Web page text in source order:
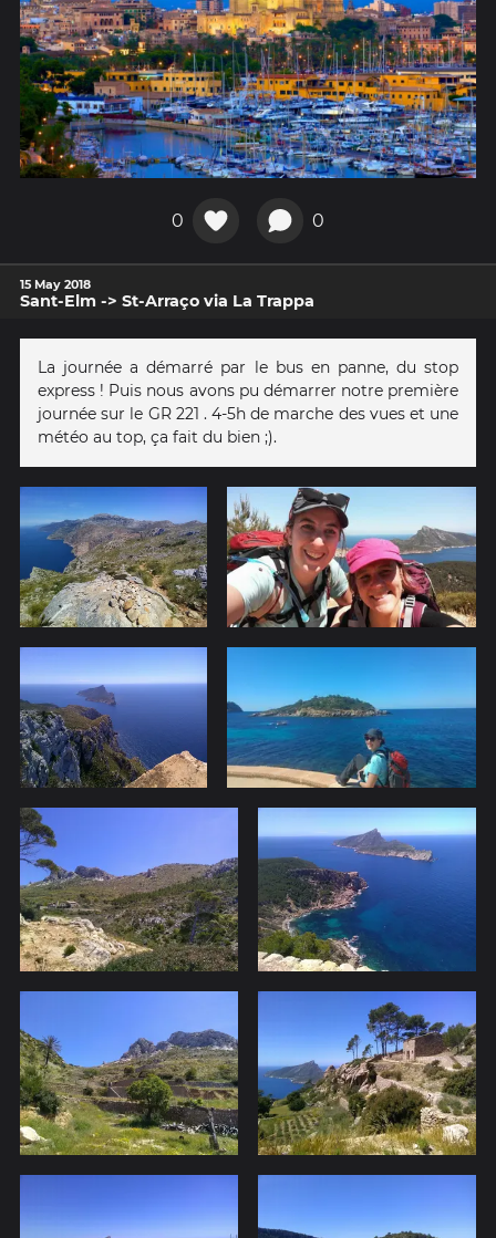
0 0
15 May 2018
Sant-Elm -> St-Arraço via La Trappa
La journée a démarré par le bus en panne, du stop
express ! Puis nous avons pu démarrer notre première
journée sur le GR 221 . 4-5h de marche des vues et une
météo au top, ça fait du bien ;).